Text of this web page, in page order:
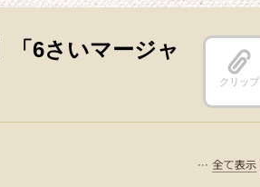
「6さいマージャ
クリップ